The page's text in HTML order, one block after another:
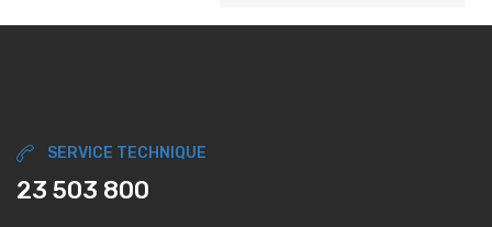
SERVICE TECHNIQUE
23 503 800